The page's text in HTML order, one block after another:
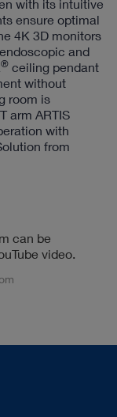
with its intuitive
ensure optimal
4K 3D monitors
and
® ceiling pendant
without
room is
arm ARTIS
with
from
can be
video.